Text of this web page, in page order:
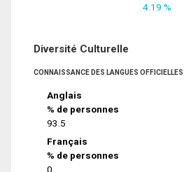
4.19 %
Diversité Culturelle
CONNAISSANCE DES LANGUES OFFICIELLES
Anglais
% de personnes
93.5
Français
% de personnes
0